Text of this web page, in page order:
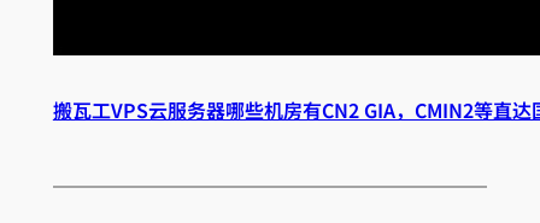
搬瓦工VPS云服务器哪些机房有CN2 GIA，CMIN2等直